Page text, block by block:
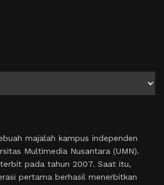
majalah kampus independen
Multimedia Nusantara (UMN).
pada tahun 2007. Saat itu,
pertama berhasil menerbitkan